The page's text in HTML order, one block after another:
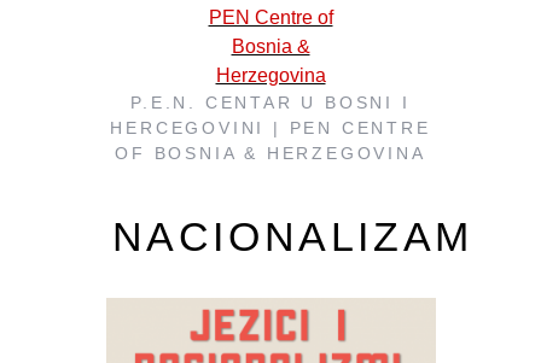
P.E.N. CENTAR U BOSNI I
HERCEGOVINI | PEN CENTRE
OF BOSNIA & HERZEGOVINA
NACIONALIZAM